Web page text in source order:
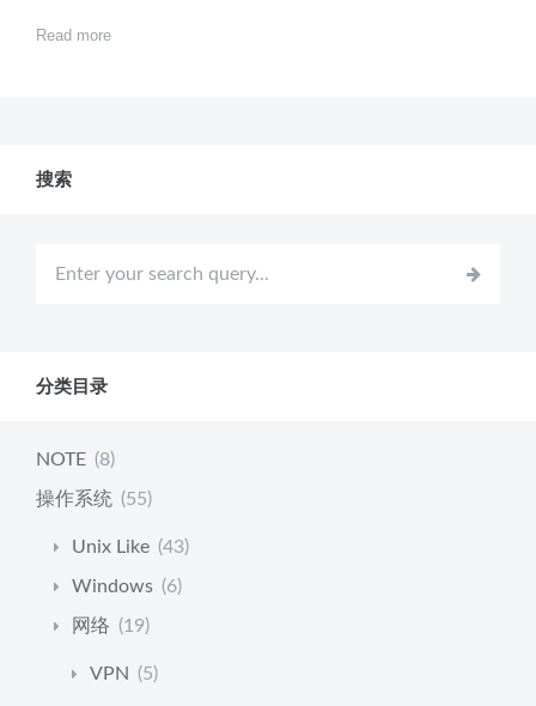
Read more
搜索
分类目录
NOTE (8)
操作系统 (55)
Unix Like (43)
Windows (6)
网络 (19)
VPN (5)